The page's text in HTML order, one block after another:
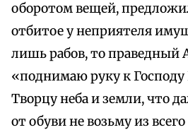
оборотом вещей,
отбитое у неприятеля
лишь рабов, то праведный
«поднимаю руку к
Творцу неба и земли, что
от обуви не возьму из